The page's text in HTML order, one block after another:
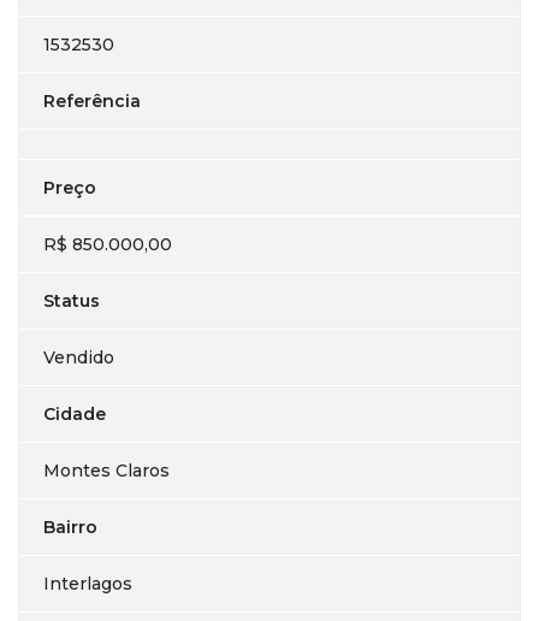
1532530
Referência
Preço
R$ 850.000,00
Status
Vendido
Cidade
Montes Claros
Bairro
Interlagos